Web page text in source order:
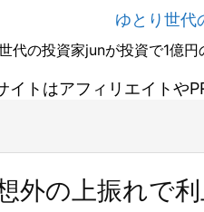
ゆとり世代
代の投資家junが投資で1億
イトはアフィリエイトや
外の上振れで